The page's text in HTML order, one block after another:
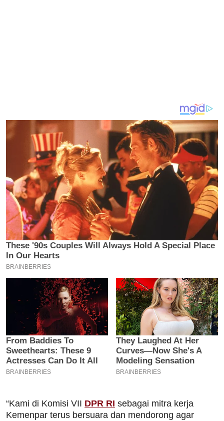
“Kami di Komisi VII DPR RI sebagai mitra kerja
Kemenpar terus bersuara dan mendorong agar